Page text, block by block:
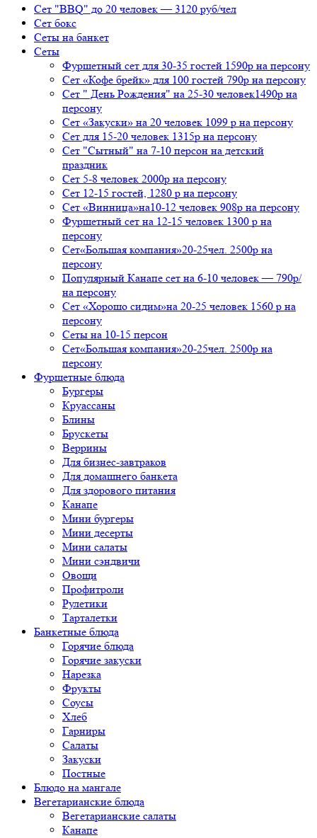
Сет "BBQ" до 20 человек — 3120 руб/чел
Сет бокс
Сеты на банкет
Сеты
Фуршетный сет для 30-35 гостей 1590р на персону
Сет «Кофе брейк» для 100 гостей 790р на персону
Сет " День Рождения" на 25-30 человек1490р на
персону
Сет «Закуски» на 20 человек 1099 р на персону
Сет для 15-20 человек 1315р на персону
Сет "Сытный" на 7-10 персон на детский
праздник
Сет 5-8 человек 2000р на персону
Сет 12-15 гостей, 1280 р на персону
Сет «Винница»на10-12 человек 908р на персону
Фуршетный сет на 12-15 человек 1300 р на
персону
Сет«Большая компания»20-25чел. 2500р на
персону
Популярный Канапе сет на 6-10 человек — 790р/
на персону
Сет «Хорошо сидим»на 20-25 человек 1560 р на
персону
Сеты на 10-15 персон
Сет«Большая компания»20-25чел. 2500р на
персону
Фуршетные блюда
Бургеры
Круассаны
Блины
Брускеты
Веррины
Для бизнес-завтраков
Для домашнего банкета
Для здорового питания
Канапе
Мини бургеры
Мини десерты
Мини салаты
Мини сэндвичи
Овощи
Профитроли
Рулетики
Тарталетки
Банкетные блюда
Горячие блюда
Горячие закуски
Нарезка
Фрукты
Соусы
Хлеб
Гарниры
Салаты
Закуски
Постные
Блюдо на мангале
Вегетарианские блюда
Вегетарианские салаты
Канапе